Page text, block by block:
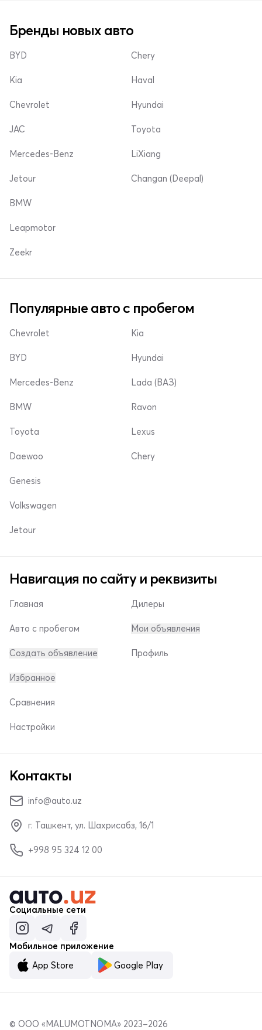
Бренды новых авто
BYD
Kia
Chevrolet
Chery
Haval
Hyundai
JAC
Mercedes-Benz
Jetour
Toyota
LiXiang
Changan (Deepal)
BMW
Leapmotor
Zeekr
Популярные авто с пробегом
Chevrolet
BYD
Mercedes-Benz
Kia
Hyundai
Lada (ВАЗ)
BMW
Toyota
Daewoo
Ravon
Lexus
Chery
Genesis
Volkswagen
Jetour
Навигация по сайту и реквизиты
Главная
Авто с пробегом
Создать объявление
Дилеры
Мои объявления
Профиль
Избранное
Сравнения
Настройки
Контакты
info@auto.uz
г. Ташкент, ул. Шахрисабз, 16/1
+998 95 324 12 00
Социальные сети
Мобильное приложение
App Store
Google Play
© ООО «MALUMOTNOMA» 2023–2026